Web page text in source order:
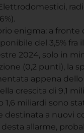
enigma: a
del 3,5% fra
2024, solo in
(0,2 punti), la
appena dello
crescita di 9,1
1,6 miliardi sono
a nuovi
desta allarme,